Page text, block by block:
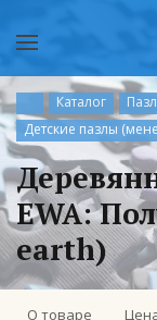
Каталог
Детские пазлы
EWA:
earth)
О товаре